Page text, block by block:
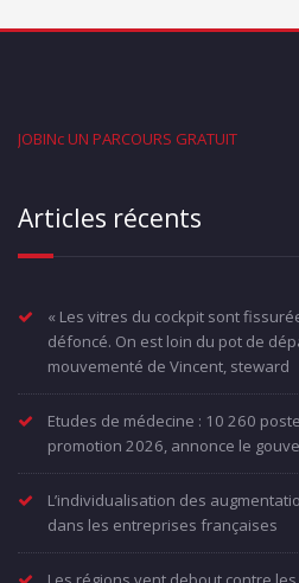
JOBINc UN PARCOURS GRATUIT
Articles récents
« Les vitres du cockpit sont
défoncé. On est loin du pot de
mouvementé de Vincent, steward
Etudes de médecine : 10 260
promotion 2026, annonce le
L’individualisation des
dans les entreprises françaises